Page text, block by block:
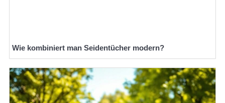
Wie kombiniert man Seidentücher modern?